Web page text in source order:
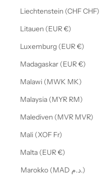
Liechtenstein (CHF CHF)
Litauen (EUR €)
Luxemburg (EUR €)
Madagaskar (EUR €)
Malawi (MWK MK)
Malaysia (MYR RM)
Malediven (MVR MVR)
Mali (XOF Fr)
Malta (EUR €)
Marokko (MAD د.م.)